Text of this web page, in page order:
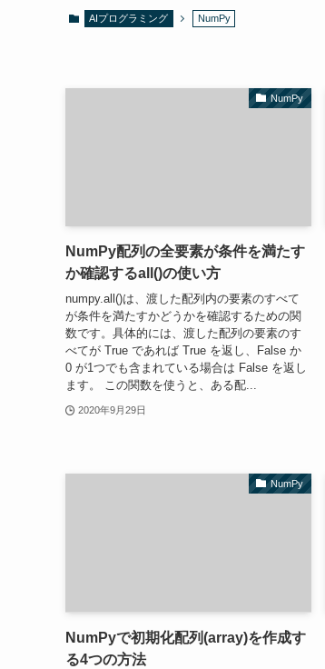
AIプログラミング NumPy
NumPy
NumPy配列の全要素が条件を満たす
か確認するall()の使い方
numpy.all()は、渡した配列内の要素のすべて
が条件を満たすかどうかを確認するための関
数です。具体的には、渡した配列の要素のす
べてが True であれば True を返し、False か
0 が1つでも含まれている場合は False を返し
ます。 この関数を使うと、ある配...
2020年9月29日
NumPy
NumPyで初期化配列(array)を作成す
る4つの方法